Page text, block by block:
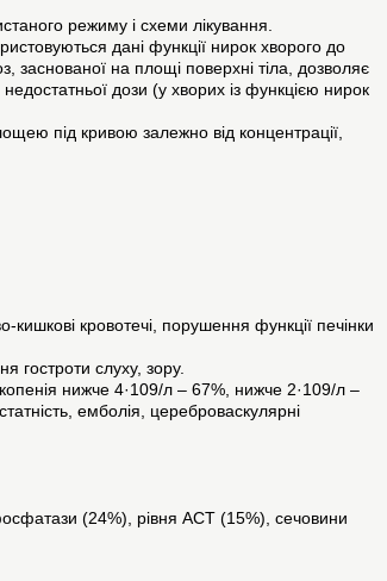
режиму і схеми лікування.
дані функції нирок хворого до
заснованої на площі поверхні тіла, дозволяє
дози (у хворих із функцією нирок
під кривою залежно від концентрації,
кровотечі, порушення функції печінки
гостроти слуху, зору.
нижче 4·109/л – 67%, нижче 2·109/л –
емболія, цереброваскулярні
(24%), рівня АСТ (15%), сечовини